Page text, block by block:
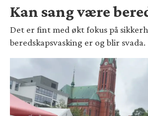
Kan sang være
Det er fint med økt fokus på
beredskapsvasking er og blir svada.